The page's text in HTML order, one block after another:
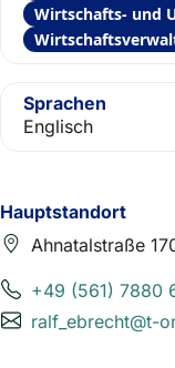
Hauptstandort
Ahnatalstraße
+49 (561) 7880
ralf_ebrecht@t-
Wirtschafts- und
Sprachen
Englisch